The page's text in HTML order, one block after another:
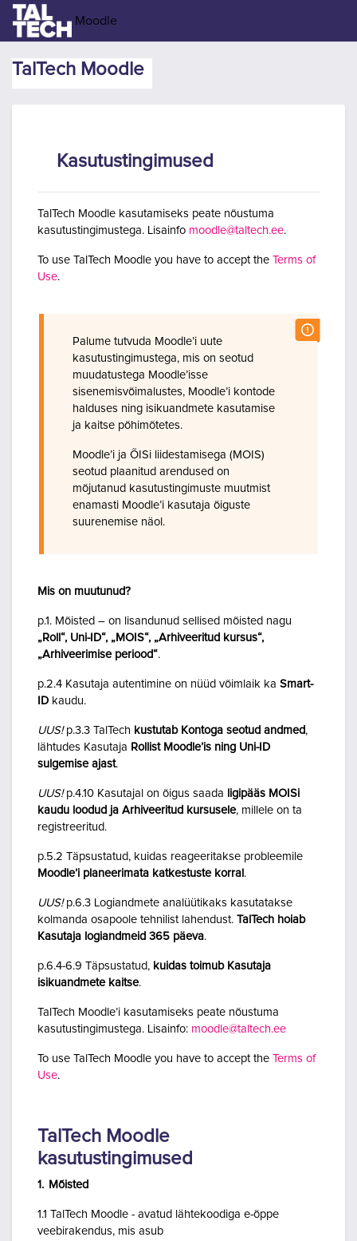
Jäta vahele peasisuni
Moodle
TalTech Moodle
Kasutustingimused
TalTech Moodle kasutamiseks peate nõustuma
kasutustingimustega. Lisainfo moodle@taltech.ee.
To use TalTech Moodle you have to accept the Terms of
Use.
Palume tutvuda Moodle’i uute
kasutustingimustega, mis on seotud
muudatustega Moodle’isse
sisenemisvõimalustes, Moodle’i kontode
halduses ning isikuandmete kasutamise
ja kaitse põhimõtetes.
Moodle’i ja ÕISi liidestamisega (MOIS)
seotud plaanitud arendused on
mõjutanud kasutustingimuste muutmist
enamasti Moodle’i kasutaja õiguste
suurenemise näol.
Mis on muutunud?
p.1. Mõisted – on lisandunud sellised mõisted nagu
„Roll“, Uni-ID“, „MOIS“, „Arhiveeritud kursus“,
„Arhiveerimise periood“.
p.2.4 Kasutaja autentimine on nüüd võimlaik ka Smart-
ID kaudu.
UUS!p.3.3 TalTech kustutab Kontoga seotud andmed,
lähtudes Kasutaja Rollist Moodle’is ning Uni-ID
sulgemise ajast.
UUS!p.4.10 Kasutajal on õigus saada ligipääs MOISi
kaudu loodud ja Arhiveeritud kursusele, millele on ta
registreeritud.
p.5.2 Täpsustatud, kuidas reageeritakse probleemile
Moodle’i planeerimata katkestuste korral .
UUS!p.6.3 Logiandmete analüütikaks kasutatakse
kolmanda osapoole tehnilist lahendust. TalTech hoiab
Kasutaja logiandmeid 365 päeva.
p.6.4-6.9 Täpsustatud, kuidas toimub Kasutaja
isikuandmete kaitse.
TalTech Moodle’i kasutamiseks peate nõustuma
kasutustingimustega. Lisainfo: moodle@taltech.ee
To use TalTech Moodle you have to accept the Terms of
Use.
TalTech Moodle
kasutustingimused
1. Mõisted
1.1 TalTech Moodle - avatud lähtekoodiga e-õppe
veebirakendus, mis asub